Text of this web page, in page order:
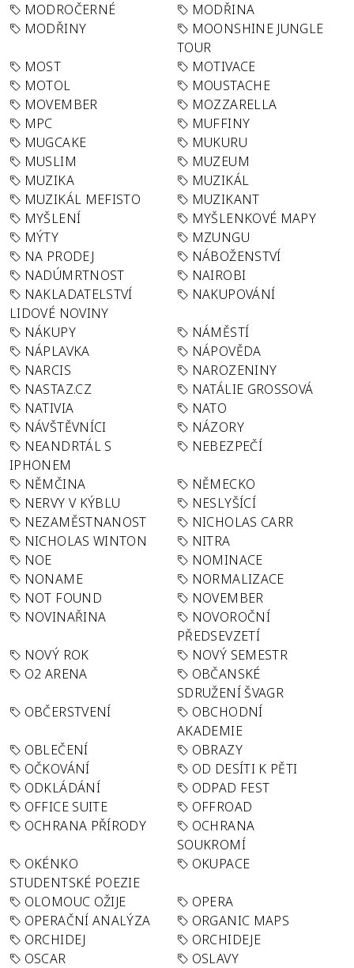
MODROČERNÉ
MODŘINA
MODŘINY
MOONSHINE JUNGLE
TOUR
MOST
MOTIVACE
MOTOL
MOUSTACHE
MOVEMBER
MOZZARELLA
MPC
MUFFINY
MUGCAKE
MUKURU
MUSLIM
MUZEUM
MUZIKA
MUZIKÁL
MUZIKÁL MEFISTO
MUZIKANT
MYŠLENÍ
MYŠLENKOVÉ MAPY
MÝTY
MZUNGU
NA PRODEJ
NÁBOŽENSTVÍ
NADÚMRTNOST
NAIROBI
NAKLADATELSTVÍ
LIDOVÉ NOVINY
NAKUPOVÁNÍ
NÁKUPY
NÁMĚSTÍ
NÁPLAVKA
NÁPOVĚDA
NARCIS
NAROZENINY
NASTAZ.CZ
NATÁLIE GROSSOVÁ
NATIVIA
NATO
NÁVŠTĚVNÍCI
NÁZORY
NEANDRTÁL S
IPHONEM
NEBEZPEČÍ
NĚMČINA
NĚMECKO
NERVY V KÝBLU
NESLYŠÍCÍ
NEZAMĚSTNANOST
NICHOLAS CARR
NICHOLAS WINTON
NITRA
NOE
NOMINACE
NONAME
NORMALIZACE
NOT FOUND
NOVEMBER
NOVINAŘINA
NOVOROČNÍ
PŘEDSEVZETÍ
NOVÝ ROK
NOVÝ SEMESTR
O2 ARENA
OBČANSKÉ
SDRUŽENÍ ŠVAGR
OBČERSTVENÍ
OBCHODNÍ
AKADEMIE
OBLEČENÍ
OBRAZY
OČKOVÁNÍ
OD DESÍTI K PĚTI
ODKLÁDÁNÍ
ODPAD FEST
OFFICE SUITE
OFFROAD
OCHRANA PŘÍRODY
OCHRANA
SOUKROMÍ
OKÉNKO
STUDENTSKÉ POEZIE
OKUPACE
OLOMOUC OŽIJE
OPERA
OPERAČNÍ ANALÝZA
ORGANIC MAPS
ORCHIDEJ
ORCHIDEJE
OSCAR
OSLAVY